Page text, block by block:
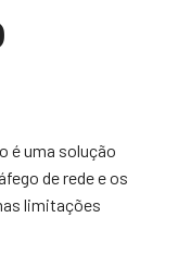
é uma solução
de rede e os
limitações